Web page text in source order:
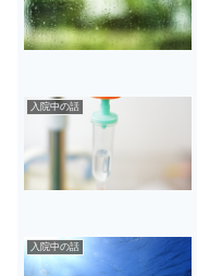
入院中の話
入院中の話